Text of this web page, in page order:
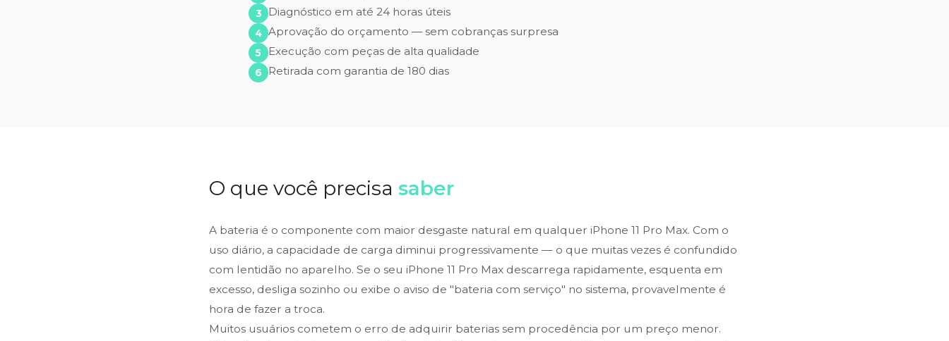
Diagnóstico em até 24 horas úteis
Aprovação do orçamento — sem cobranças surpresa
Execução com peças de alta qualidade
Retirada com garantia de 180 dias
O que você precisa saber
A bateria é o componente com maior desgaste natural em qualquer iPhone 11 Pro Max. Com o
uso diário, a capacidade de carga diminui progressivamente — o que muitas vezes é confundido
com lentidão no aparelho. Se o seu iPhone 11 Pro Max descarrega rapidamente, esquenta em
excesso, desliga sozinho ou exibe o aviso de "bateria com serviço" no sistema, provavelmente é
hora de fazer a troca.
Muitos usuários cometem o erro de adquirir baterias sem procedência por um preço menor.